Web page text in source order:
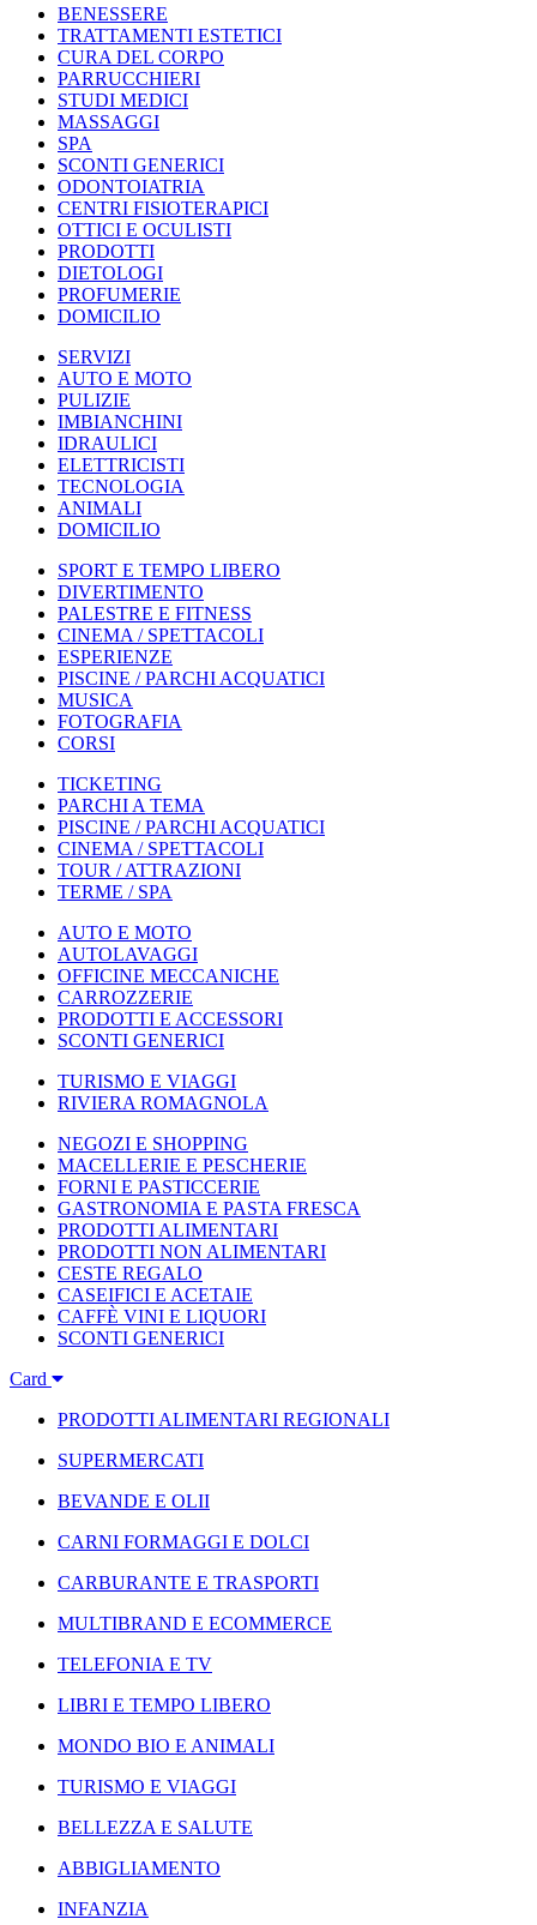
BENESSERE
TRATTAMENTI ESTETICI
CURA DEL CORPO
PARRUCCHIERI
STUDI MEDICI
MASSAGGI
SPA
SCONTI GENERICI
ODONTOIATRIA
CENTRI FISIOTERAPICI
OTTICI E OCULISTI
PRODOTTI
DIETOLOGI
PROFUMERIE
DOMICILIO
SERVIZI
AUTO E MOTO
PULIZIE
IMBIANCHINI
IDRAULICI
ELETTRICISTI
TECNOLOGIA
ANIMALI
DOMICILIO
SPORT E TEMPO LIBERO
DIVERTIMENTO
PALESTRE E FITNESS
CINEMA / SPETTACOLI
ESPERIENZE
PISCINE / PARCHI ACQUATICI
MUSICA
FOTOGRAFIA
CORSI
TICKETING
PARCHI A TEMA
PISCINE / PARCHI ACQUATICI
CINEMA / SPETTACOLI
TOUR / ATTRAZIONI
TERME / SPA
AUTO E MOTO
AUTOLAVAGGI
OFFICINE MECCANICHE
CARROZZERIE
PRODOTTI E ACCESSORI
SCONTI GENERICI
TURISMO E VIAGGI
RIVIERA ROMAGNOLA
NEGOZI E SHOPPING
MACELLERIE E PESCHERIE
FORNI E PASTICCERIE
GASTRONOMIA E PASTA FRESCA
PRODOTTI ALIMENTARI
PRODOTTI NON ALIMENTARI
CESTE REGALO
CASEIFICI E ACETAIE
CAFFÈ VINI E LIQUORI
SCONTI GENERICI
Card
PRODOTTI ALIMENTARI REGIONALI
SUPERMERCATI
BEVANDE E OLII
CARNI FORMAGGI E DOLCI
CARBURANTE E TRASPORTI
MULTIBRAND E ECOMMERCE
TELEFONIA E TV
LIBRI E TEMPO LIBERO
MONDO BIO E ANIMALI
TURISMO E VIAGGI
BELLEZZA E SALUTE
ABBIGLIAMENTO
INFANZIA